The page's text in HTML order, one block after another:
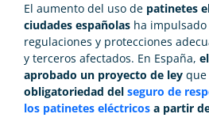
El aumento del uso de patinetes
ciudades españolas ha
regulaciones y protecciones
y terceros afectados. En España,
aprobado un proyecto de ley que
obligatoriedad del seguro de
los patinetes eléctricos a partir